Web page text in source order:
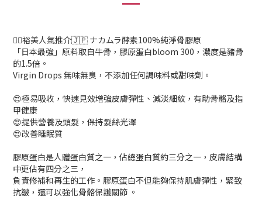
👍🏼裕美人氣推介🇯🇵 ナカムラ酵素100%純淨骨膠原
「日本最強」原料取自牛骨，膠原蛋白bloom 300，濃度是豬骨
的1.5倍。
Virgin Drops 無味無臭，不添加任何調味料或甜味劑。
😍極易吸收，快速見效增強皮膚彈性、減淡細紋，有助骨骼及指
甲健康
😍提供營養及頭髮，保持髮絲光澤
😍改善睡眠質
膠原蛋白是人體蛋白質之一，佔總蛋白質約三分之一，皮膚結構
中更佔有四分之三，
負責修補和再生的工作。膠原蛋白不但能夠保持肌膚彈性，緊致
抗皺，還可以強化骨骼保護關節 。